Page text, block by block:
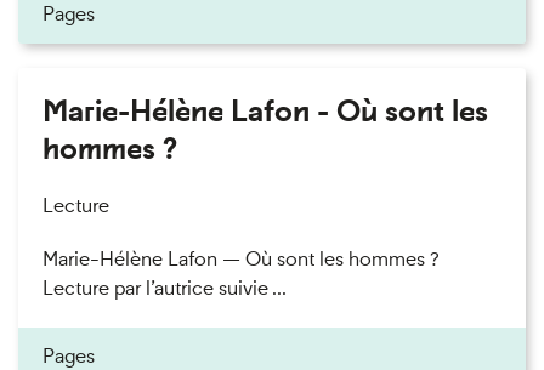
Pages
Marie-Hélène Lafon - Où sont les
hommes ?
Lecture
Marie-Hélène Lafon — Où sont les hommes ?
Lecture par l’autrice suivie ...
Pages